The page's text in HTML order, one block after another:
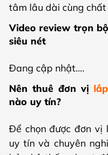
tâm lâu dài cùng
Video review trọn
siêu nét
Đang cập nhật….
Nên thuê đơn vị
nào uy tín?
Để chọn được đơn vị
uy tín và chuyên